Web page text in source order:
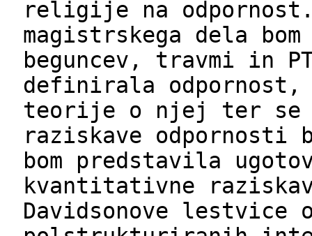
religije na
magistrskega dela
beguncev, travmi in
definirala odpornost,
teorije o njej ter se
raziskave odpornosti
bom predstavila
kvantitativne
Davidsonove lestvice